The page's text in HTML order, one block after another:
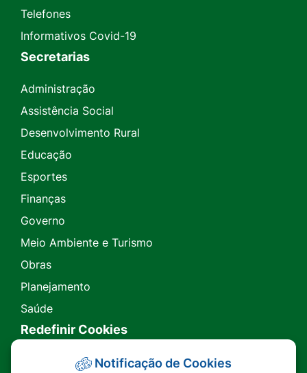
Telefones
Informativos Covid-19
Secretarias
Administração
Assistência Social
Desenvolvimento Rural
Educação
Esportes
Finanças
Governo
Meio Ambiente e Turismo
Obras
Planejamento
Saúde
Redefinir Cookies
TransparênciaNotificação de Cookies